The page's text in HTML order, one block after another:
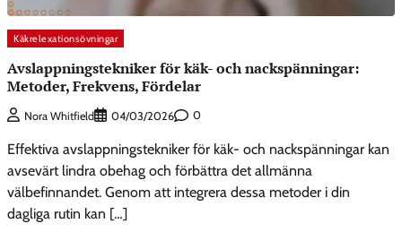
Käkrelexationsövningar
Avslappningstekniker för käk- och nackspänningar:
Metoder, Frekvens, Fördelar
Nora Whitfield 04/03/2026 0
Effektiva avslappningstekniker för käk- och nackspänningar kan
avsevärt lindra obehag och förbättra det allmänna
välbefinnandet. Genom att integrera dessa metoder i din
dagliga rutin kan […]